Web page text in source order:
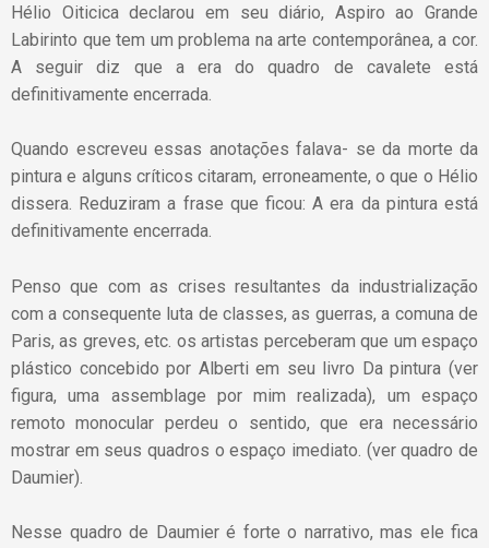
Hélio Oiticica declarou em seu diário, Aspiro ao Grande
Labirinto que tem um problema na arte contemporânea, a cor.
A seguir diz que a era do quadro de cavalete está
definitivamente encerrada.
Quando escreveu essas anotações falava- se da morte da
pintura e alguns críticos citaram, erroneamente, o que o Hélio
dissera. Reduziram a frase que ficou: A era da pintura está
definitivamente encerrada.
Penso que com as crises resultantes da industrialização
com a consequente luta de classes, as guerras, a comuna de
Paris, as greves, etc. os artistas perceberam que um espaço
plástico concebido por Alberti em seu livro Da pintura (ver
figura, uma assemblage por mim realizada), um espaço
remoto monocular perdeu o sentido, que era necessário
mostrar em seus quadros o espaço imediato. (ver quadro de
Daumier).
Nesse quadro de Daumier é forte o narrativo, mas ele fica